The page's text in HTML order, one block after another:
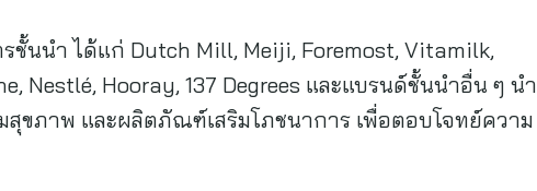
ชั้นนำ ได้แก่ Dutch Mill, Meiji, Foremost, Vitamilk,
Nestlé, Hooray, 137 Degrees และแบรนด์ชั้นนำอื่น ๆ นำ
ภาพ และผลิตภัณฑ์เสริมโภชนาการ เพื่อตอบโจทย์ความ